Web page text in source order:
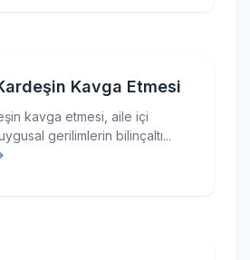
Kavga Etmesi
kavga etmesi, aile içi
gerilimlerin bilinçaltı...